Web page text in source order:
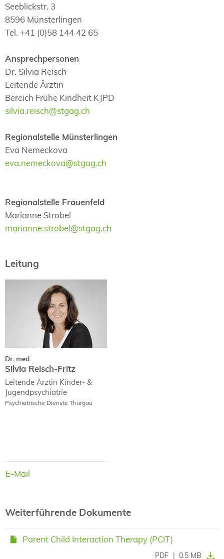
Seeblickstr. 3
8596 Münsterlingen
Tel. +41 (0)58 144 42 65
Ansprechpersonen
Dr. Silvia Reisch
Leitende Ärztin
Bereich Frühe Kindheit KJPD
silvia.reisch@stgag.ch
Regionalstelle Münsterlingen
Eva Nemeckova
eva.nemeckova@stgag.ch
Regionalstelle Frauenfeld
Marianne Strobel
marianne.strobel@stgag.ch
Leitung
Dr. med.
Silvia Reisch-Fritz
Leitende Ärztin Kinder- &
Jugendpsychiatrie
Psychiatrische Dienste Thurgau
E-Mail
Silvia Reisch-Fritz
E-Mail
Weiterführende Dokumente
Parent Child Interaction Therapy (PCIT)
PDF | 0.5 MB